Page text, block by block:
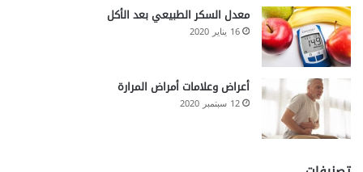
معدل السكر الطبيعي بعد الأكل
16 يناير 2020
أعراض وعلامات أمراض المرارة
12 سبتمبر 2020